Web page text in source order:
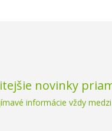
novinky
informácie vždy